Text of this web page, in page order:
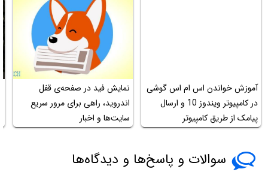
آموزش خواندن اس ام اس گوشی
در کامپیوتر ویندوز 10 و ارسال
پیامک از طریق کامپیوتر
نمایش فید در صفحه‌ی قفل
اندروید، راهی برای مرور سریع
سایت‌ها و اخبار
سوالات و پاسخ‌ها و دیدگاه‌ها